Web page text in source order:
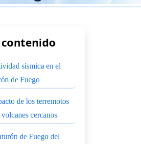
sísmica en el
de Fuego
de los terremotos
cercanos
de Fuego del